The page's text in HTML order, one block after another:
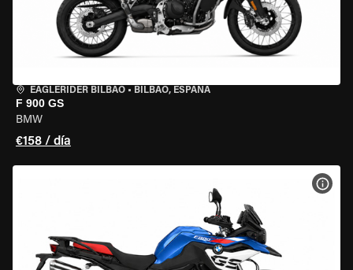
EAGLERIDER BILBAO • BILBAO, ESPAÑA
F 900 GS
BMW
€158 / día
VER